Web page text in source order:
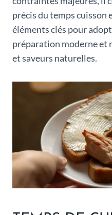
précis du temps cuisson
éléments clés pour
préparation moderne et
et saveurs naturelles.